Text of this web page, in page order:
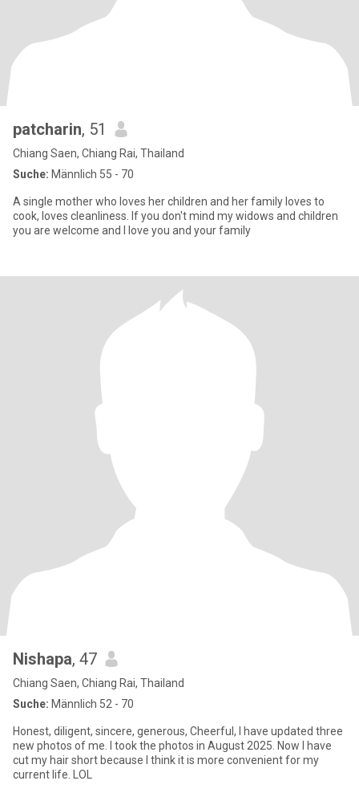
patcharin, 51
Chiang Saen, Chiang Rai, Thailand
Suche: Männlich 55 - 70
A single mother who loves her children and her family loves to
cook, loves cleanliness. If you don't mind my widows and children
you are welcome and I love you and your family
Nishapa, 47
Chiang Saen, Chiang Rai, Thailand
Suche: Männlich 52 - 70
Honest, diligent, sincere, generous, Cheerful, I have updated three
new photos of me. I took the photos in August 2025. Now I have
cut my hair short because I think it is more convenient for my
current life. LOL